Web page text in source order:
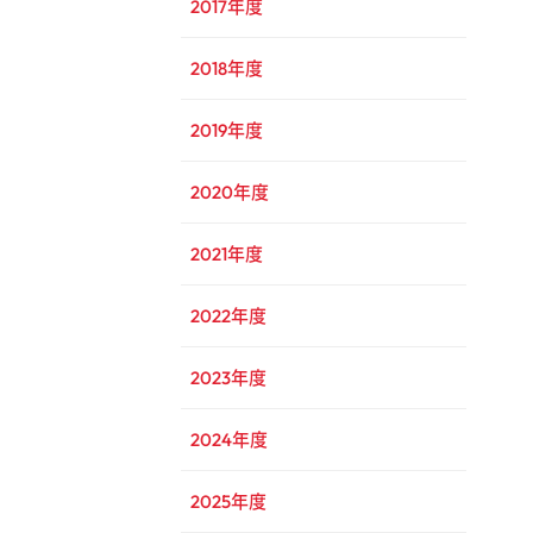
2017年度
2018年度
2019年度
2020年度
2021年度
2022年度
2023年度
2024年度
2025年度